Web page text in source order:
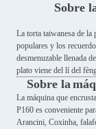
Sobre
La torta taiwanesa de la
populares y los
desmenuzable llenada
plato viene del lí del
Sobre la
La máquina que
P160 es conveniente
Arancini, Coxinha,